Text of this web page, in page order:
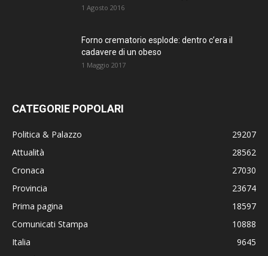
1 Agosto 2016
Forno crematorio esplode: dentro c’era il
cadavere di un obeso
1 Maggio 2017
CATEGORIE POPOLARI
Politica & Palazzo
29207
Attualità
28562
Cronaca
27030
Provincia
23674
Prima pagina
18597
Comunicati Stampa
10888
Italia
9645